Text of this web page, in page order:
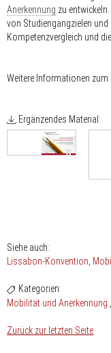
Anerkennung zu
von Studiengangzielen
Kompetenzvergleich und
Weitere Informationen zum
Ergänzendes Material:
Siehe auch:
Lissabon-Konvention
Kategorien:
Mobilität und Anerkennung
Zurück zur letzten Seite